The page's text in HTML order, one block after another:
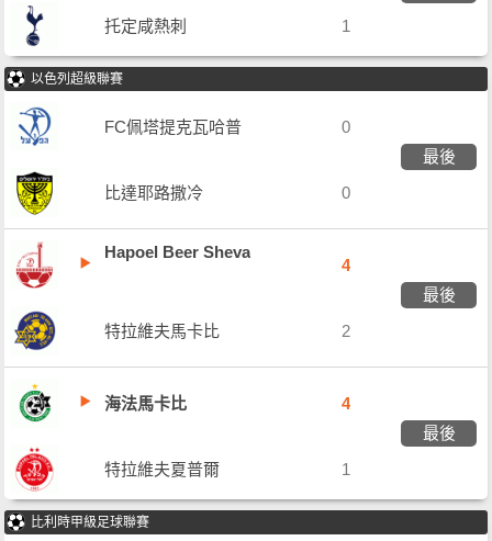
托定咸熱刺
1
以色列超級聯賽
FC佩塔提克瓦哈普
0
最後
比達耶路撒冷
0
Hapoel Beer Sheva
4
最後
特拉維夫馬卡比
2
海法馬卡比
4
最後
特拉維夫夏普爾
1
比利時甲級足球聯賽